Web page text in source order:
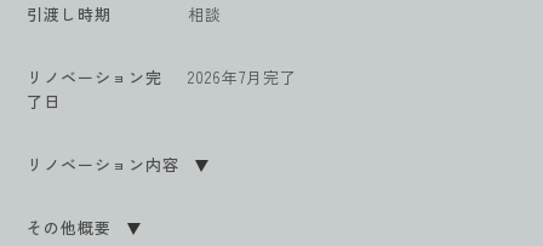
引渡し時期
相談
リノベーション完
了日
2026年7月完了
リノベーション内容
その他概要